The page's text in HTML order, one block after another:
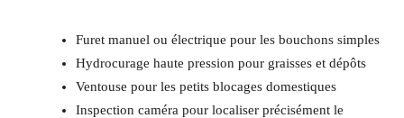
Furet manuel ou électrique pour les bouchons simples
Hydrocurage haute pression pour graisses et dépôts
Ventouse pour les petits blocages domestiques
Inspection caméra pour localiser précisément le